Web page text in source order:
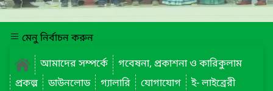
মেনু নির্বাচন করুন
আমাদের সম্পর্কে
গবেষনা, প্রকাশনা ও কারিকুলাম
প্রকল্প
ডাউনলোড গ্যালারি যোগাযোগ
ই- লাইব্রেরী